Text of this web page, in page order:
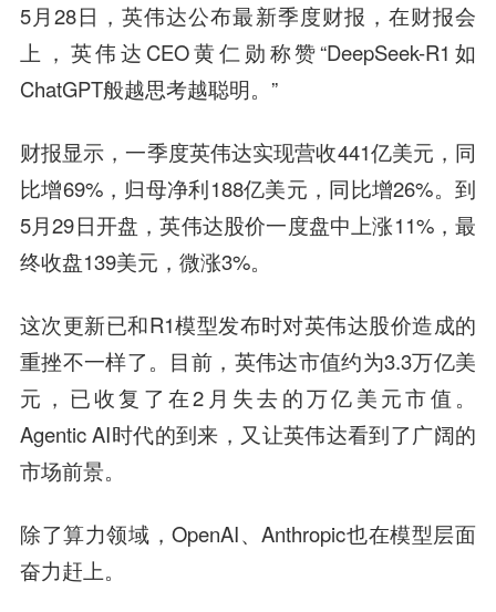
5月28日，英伟达公布最新季度财报，在财报会
上，英伟达CEO黄仁勋称赞“DeepSeek-R1如
ChatGPT般越思考越聪明。”
财报显示，一季度英伟达实现营收441亿美元，同
比增69%，归母净利188亿美元，同比增26%。到
5月29日开盘，英伟达股价一度盘中上涨11%，最
终收盘139美元，微涨3%。
这次更新已和R1模型发布时对英伟达股价造成的
重挫不一样了。目前，英伟达市值约为3.3万亿美
元，已收复了在2月失去的万亿美元市值。
Agentic AI时代的到来，又让英伟达看到了广阔的
市场前景。
除了算力领域，OpenAI、Anthropic也在模型层面
奋力赶上。